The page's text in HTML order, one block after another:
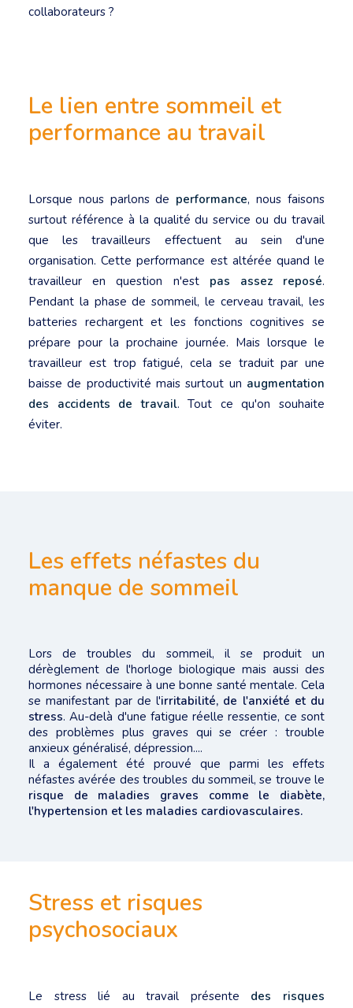
collaborateurs ?
Le lien entre sommeil et
performance au travail
Lorsque nous parlons de performance, nous faisons
surtout référence à la qualité du service ou du travail
que les travailleurs effectuent au sein d'une
organisation. Cette performance est altérée quand le
travailleur en question n'estpas assez reposé.
Pendant la phase de sommeil, le cerveau travail, les
batteries rechargent et les fonctions cognitives se
prépare pour la prochaine journée. Mais lorsque le
travailleur est trop fatigué, cela se traduit par une
baisse de productivité mais surtout un augmentation
des accidents de travail. Tout ce qu'on souhaite
éviter.
Les effets néfastes du
manque de sommeil
Lors de troubles du sommeil, il se produit un
dérèglement de l'horloge biologique mais aussi des
hormones nécessaire à une bonne santé mentale. Cela
se manifestant par de l'irritabilité, de l'anxiété et du
stress. Au-delà d'une fatigue réelle ressentie, ce sont
des problèmes plus graves qui se créer : trouble
anxieux généralisé, dépression....
Il a également été prouvé que parmi les effets
néfastes avérée des troubles du sommeil, se trouve le
risque de maladies graves comme le diabète,
l'hypertension et les maladies cardiovasculaires.
Stress et risques
psychosociaux
Le stress lié au travail présente des risques